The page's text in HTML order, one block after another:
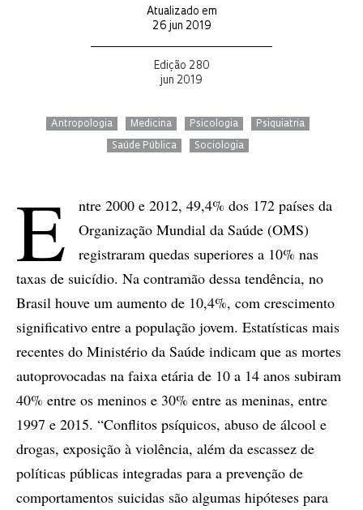
Atualizado em
26 jun 2019
Edição 280
jun 2019
Antropologia Medicina Psicologia Psiquiatria
Saúde Pública Sociologia
E
ntre 2000 e 2012, 49,4% dos 172 países da
Organização Mundial da Saúde (OMS)
registraram quedas superiores a 10% nas
taxas de suicídio. Na contramão dessa tendência, no
Brasil houve um aumento de 10,4%, com crescimento
significativo entre a população jovem. Estatísticas mais
recentes do Ministério da Saúde indicam que as mortes
autoprovocadas na faixa etária de 10 a 14 anos subiram
40% entre os meninos e 30% entre as meninas, entre
1997 e 2015. “Conflitos psíquicos, abuso de álcool e
drogas, exposição à violência, além da escassez de
políticas públicas integradas para a prevenção de
comportamentos suicidas são algumas hipóteses para